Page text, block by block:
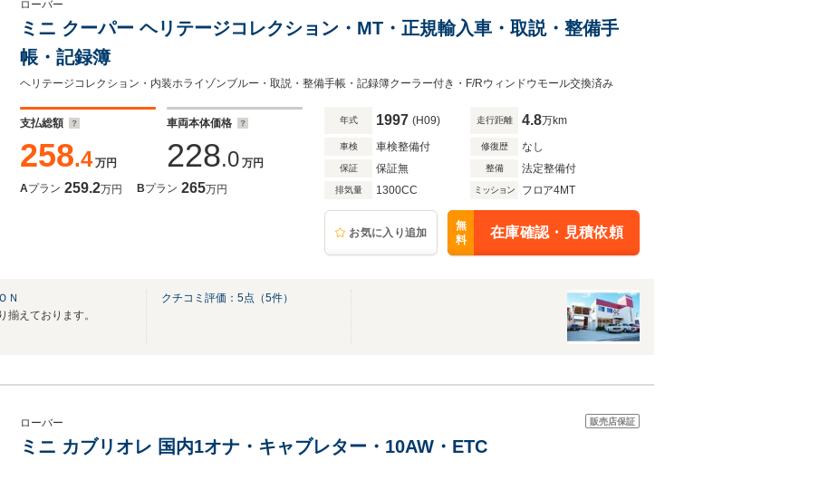
ローバー
ミニ クーパー ヘリテージコレクション・MT・正規輸入車・取説・整備手
帳・記録簿
ヘリテージコレクション・内装ホライゾンブルー・取説・整備手帳・記録簿クーラー付き・F/Rウィンドウモール交換済み
支払総額
258.4 万円
車両本体価格
228.0 万円
Aプラン 259.2万円 Bプラン 265万円
年式 1997 (H09) 走行距離 4.8万km
車検 車検整備付 修復歴 なし
保証 保証無 整備 法定整備付
排気量 1300CC ミッション フロア4MT
お気に入り追加
無
料
在庫確認・見積依頼
Ｎ
揃えております。
クチコミ評価： 5点（5件）
販売店保証
ローバー
ミニ カブリオレ 国内1オナ・キャブレター・10AW・ETC